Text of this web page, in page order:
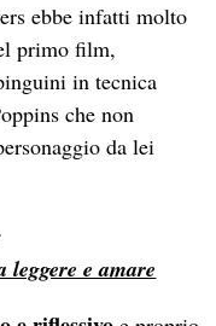
ebbe infatti molto
primo film,
in tecnica
che non
da lei
e amare